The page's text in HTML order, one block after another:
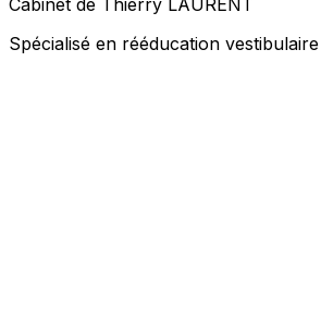
Spécialisé en rééducation